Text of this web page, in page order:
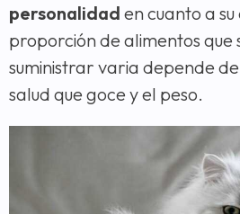
personalidad en cuanto a
proporción de alimentos que
suministrar varia depende
salud que goce y el peso.